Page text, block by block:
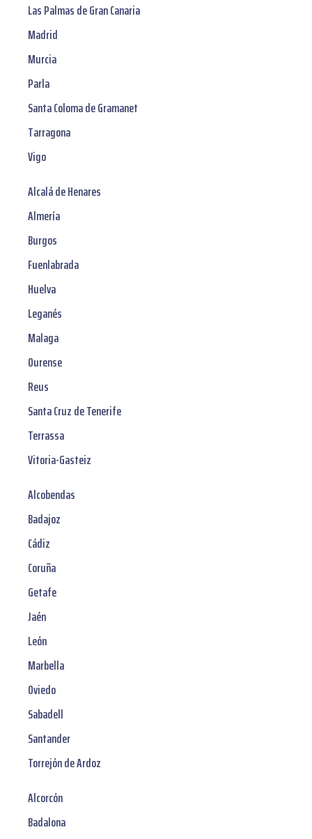
Las Palmas de Gran Canaria
Madrid
Murcia
Parla
Santa Coloma de Gramanet
Tarragona
Vigo
Alcalá de Henares
Almería
Burgos
Fuenlabrada
Huelva
Leganés
Malaga
Ourense
Reus
Santa Cruz de Tenerife
Terrassa
Vitoria-Gasteiz
Alcobendas
Badajoz
Cádiz
Coruña
Getafe
Jaén
León
Marbella
Oviedo
Sabadell
Santander
Torrejón de Ardoz
Alcorcón
Badalona